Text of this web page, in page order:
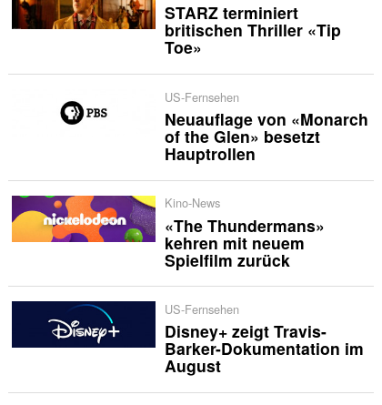
STARZ terminiert
britischen Thriller «Tip
Toe»
US-Fernsehen
Neuauflage von «Monarch
of the Glen» besetzt
Hauptrollen
Kino-News
«The Thundermans»
kehren mit neuem
Spielfilm zurück
US-Fernsehen
Disney+ zeigt Travis-
Barker-Dokumentation im
August